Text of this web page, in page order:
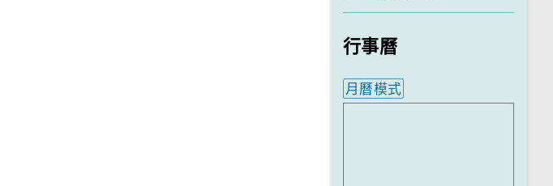
行事曆
月曆模式